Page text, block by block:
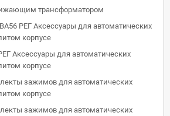
трансформатором
РЕГ Аксессуары для автоматических
корпусе
Аксессуары для автоматических
корпусе
зажимов для автоматических
корпусе
зажимов для автоматических